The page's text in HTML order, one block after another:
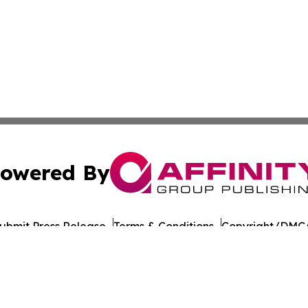
By
Press Release Terms & Conditions Copyright/